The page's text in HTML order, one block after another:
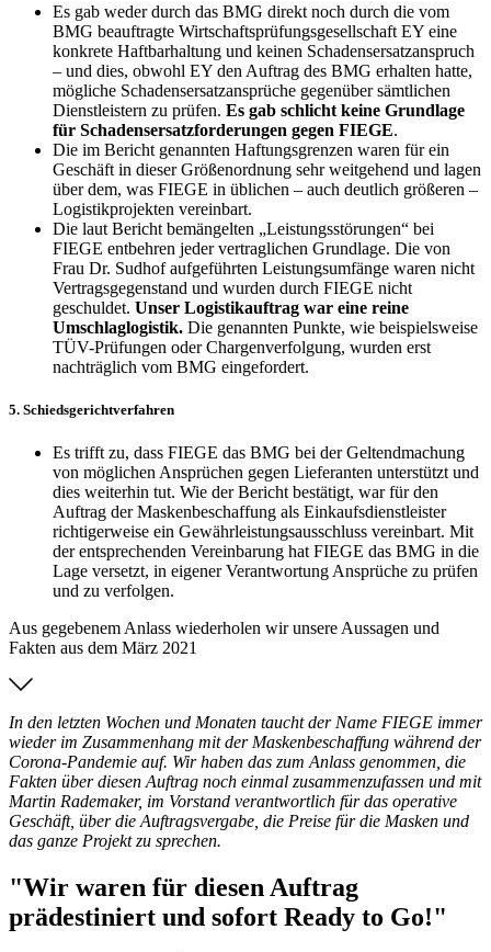
Es gab weder durch das BMG direkt noch durch die vom
BMG beauftragte Wirtschaftsprüfungsgesellschaft EY eine
konkrete Haftbarhaltung und keinen Schadensersatzanspruch
– und dies, obwohl EY den Auftrag des BMG erhalten hatte,
mögliche Schadensersatzansprüche gegenüber sämtlichen
Dienstleistern zu prüfen. Es gab schlicht keine Grundlage
für Schadensersatzforderungen gegen FIEGE.
Die im Bericht genannten Haftungsgrenzen waren für ein
Geschäft in dieser Größenordnung sehr weitgehend und lagen
über dem, was FIEGE in üblichen – auch deutlich größeren –
Logistikprojekten vereinbart.
Die laut Bericht bemängelten „Leistungsstörungen“ bei
FIEGE entbehren jeder vertraglichen Grundlage. Die von
Frau Dr. Sudhof aufgeführten Leistungsumfänge waren nicht
Vertragsgegenstand und wurden durch FIEGE nicht
geschuldet. Unser Logistikauftrag war eine reine
Umschlaglogistik. Die genannten Punkte, wie beispielsweise
TÜV-Prüfungen oder Chargenverfolgung, wurden erst
nachträglich vom BMG eingefordert.
5. Schiedsgerichtverfahren
Es trifft zu, dass FIEGE das BMG bei der Geltendmachung
von möglichen Ansprüchen gegen Lieferanten unterstützt und
dies weiterhin tut. Wie der Bericht bestätigt, war für den
Auftrag der Maskenbeschaffung als Einkaufsdienstleister
richtigerweise ein Gewährleistungsausschluss vereinbart. Mit
der entsprechenden Vereinbarung hat FIEGE das BMG in die
Lage versetzt, in eigener Verantwortung Ansprüche zu prüfen
und zu verfolgen.
Aus gegebenem Anlass wiederholen wir unsere Aussagen und
Fakten aus dem März 2021
In den letzten Wochen und Monaten taucht der Name FIEGE immer
wieder im Zusammenhang mit der Maskenbeschaffung während der
Corona-Pandemie auf. Wir haben das zum Anlass genommen, die
Fakten über diesen Auftrag noch einmal zusammenzufassen und mit
Martin Rademaker, im Vorstand verantwortlich für das operative
Geschäft, über die Auftragsvergabe, die Preise für die Masken und
das ganze Projekt zu sprechen.
"Wir waren für diesen Auftrag
prädestiniert und sofort Ready to Go!"